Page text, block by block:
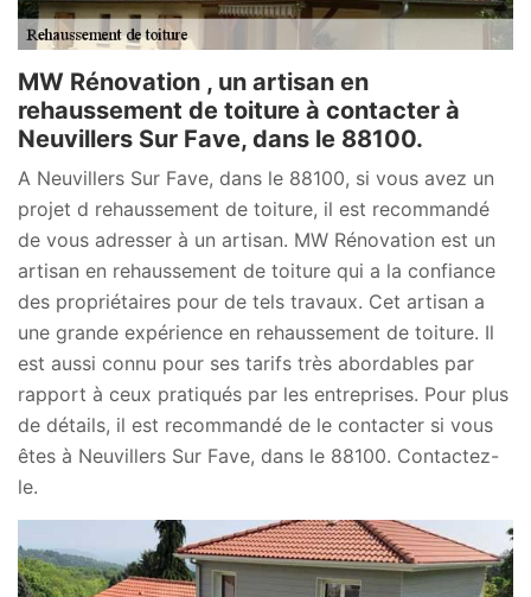
MW Rénovation , un artisan en
rehaussement de toiture à contacter à
Neuvillers Sur Fave, dans le 88100.
A Neuvillers Sur Fave, dans le 88100, si vous avez un
projet d rehaussement de toiture, il est recommandé
de vous adresser à un artisan. MW Rénovation est un
artisan en rehaussement de toiture qui a la confiance
des propriétaires pour de tels travaux. Cet artisan a
une grande expérience en rehaussement de toiture. Il
est aussi connu pour ses tarifs très abordables par
rapport à ceux pratiqués par les entreprises. Pour plus
de détails, il est recommandé de le contacter si vous
êtes à Neuvillers Sur Fave, dans le 88100. Contactez-
le.